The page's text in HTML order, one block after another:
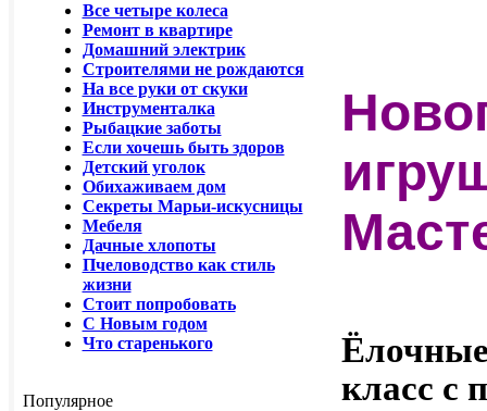
Все четыре колеса
Ремонт в квартире
Домашний электрик
Строителями не рождаются
На все руки от скуки
Инструменталка
Рыбацкие заботы
Если хочешь быть здоров
Детский уголок
Обихаживаем дом
Секреты Марьи-искусницы
Мебеля
Дачные хлопоты
Пчеловодство как стиль
жизни
Стоит попробовать
С Новым годом
Что старенького
Популярное
класс с